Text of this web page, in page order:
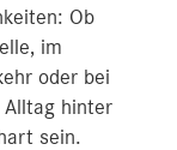
Ob
im
oder bei
Alltag hinter
sein.